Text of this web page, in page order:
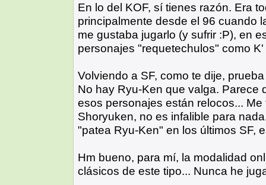
En lo del KOF, sí tienes razón. Era
principalmente desde el 96 cuando
me gustaba jugarlo (y sufrir :P), en
personajes "requetechulos" como
Volviendo a SF, como te dije,
No hay Ryu-Ken que valga. Parece
esos personajes están relocos...
Shoryuken, no es infalible para
"patea Ryu-Ken" en los últimos SF,
Hm bueno, para mí, la modalidad
clásicos de este tipo... Nunca he